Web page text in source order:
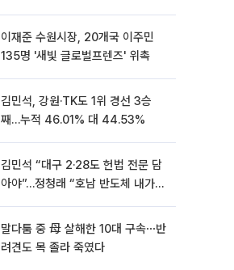
이재준 수원시장, 20개국 이주민
135명 '새빛 글로벌프렌즈' 위촉
김민석, 강원·TK도 1위 경선 3승
째…누적 46.01% 대 44.53%
김민석 “대구 2·28도 헌법 전문 담
아야”…정청래 “호남 반도체 내가
말다툼 중 母 살해한 10대 구속⋯반
려견도 목 졸라 죽였다